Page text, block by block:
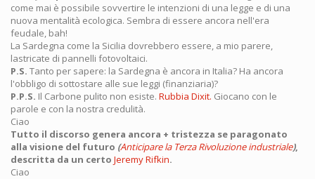
come mai è possibile sovvertire le intenzioni di una legge e di una
nuova mentalità ecologica. Sembra di essere ancora nell'era
feudale, bah!
La Sardegna come la Sicilia dovrebbero essere, a mio parere,
lastricate di pannelli fotovoltaici.
P.S. Tanto per sapere: la Sardegna è ancora in Italia? Ha ancora
l'obbligo di sottostare alle sue leggi (finanziaria)?
P.P.S. Il Carbone pulito non esiste. Rubbia Dixit. Giocano con le
parole e con la nostra credulità.
Ciao
Tutto il discorso genera ancora + tristezza se paragonato
alla visione del futuro (Anticipare la Terza Rivoluzione industriale),
descritta da un certo Jeremy Rifkin.
Ciao